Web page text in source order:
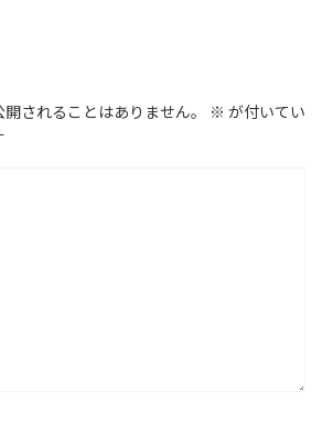
されることはありません。 ※ が付いてい